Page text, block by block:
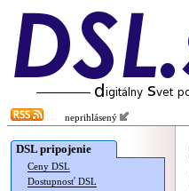
neprihlásený
DSL pripojenie
Ceny DSL
Dostupnosť DSL